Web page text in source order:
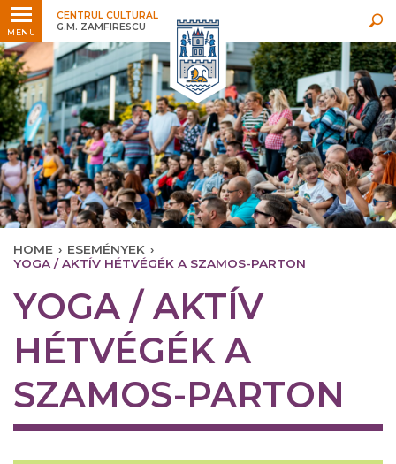
MENU
CENTRUL CULTURAL
G.M. ZAMFIRESCU
Legfrissebb
HOME › ESEMÉNYEK ›
YOGA / AKTÍV HÉTVÉGÉK A SZAMOS-PARTON
YOGA / AKTÍV
HÉTVÉGÉK A
SZAMOS-PARTON